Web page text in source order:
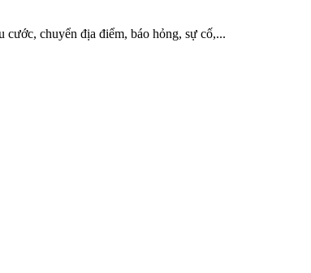
cước, chuyển địa điểm, báo hỏng, sự cố,...